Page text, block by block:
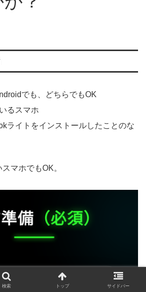
でも、どちらでもOK
るスマホ
ライトをインストールしたことのな
マホでもOK。
検索 トップ サイドバー